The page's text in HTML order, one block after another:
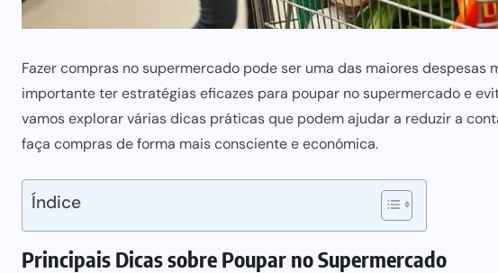
Fazer compras no supermercado pode ser uma das maiores despesas
importante ter estratégias eficazes para poupar no supermercado e
vamos explorar várias dicas práticas que podem ajudar a reduzir a
faça compras de forma mais consciente e económica.
Índice
Principais Dicas sobre Poupar no Supermercado